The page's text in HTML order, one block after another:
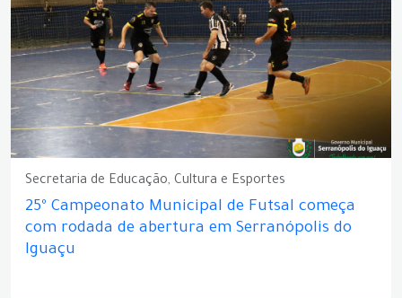
Secretaria de Educação, Cultura e Esportes
25º Campeonato Municipal de Futsal começa
com rodada de abertura em Serranópolis do
Iguaçu